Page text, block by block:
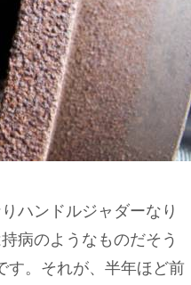
ハンドルジャダーなり
病のようなものだそう
す。それが、半年ほど前